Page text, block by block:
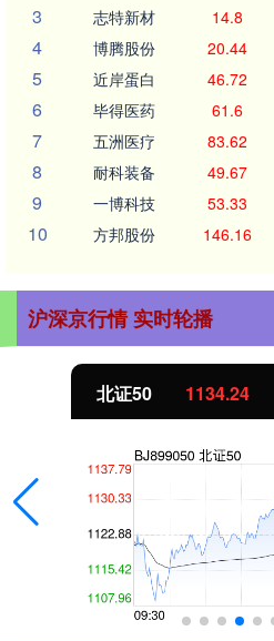
3 志特新材 14.8
4 博腾股份 20.44
5 近岸蛋白 46.72
6 毕得医药 61.6
7 五洲医疗 83.62
8 耐科装备 49.67
9 一博科技 53.33
10 方邦股份 146.16
沪深京行情 实时轮播
北证50 1134.24